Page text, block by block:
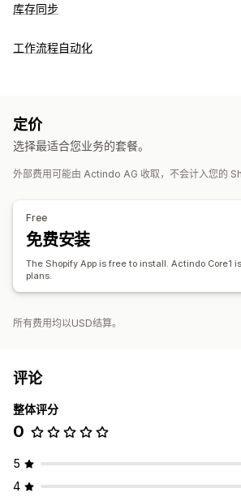
库存同步
工作流程自动化
定价
选择最适合您业务的套餐。
外部费用可能由 Actindo AG 收取，不会计入您的
Free
免费安装
The Shopify App is free to install. Actindo Core1
plans.
所有费用均以USD结算。
评论
整体评分
0
5
4